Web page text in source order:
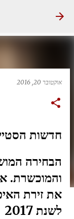
אוקטובר 20, 2016
חדשות
הבחירה
והמוכשרת.
את זירת
לשנת 2017